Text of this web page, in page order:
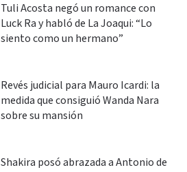
Tuli Acosta negó un romance con
Luck Ra y habló de La Joaqui: “Lo
siento como un hermano”
Revés judicial para Mauro Icardi: la
medida que consiguió Wanda Nara
sobre su mansión
Shakira posó abrazada a Antonio de